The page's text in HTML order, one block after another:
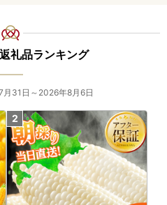
礼品ランキング
31日～2026年8月6日